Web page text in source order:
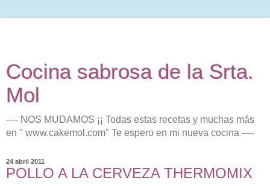
Cocina sabrosa de la Srta.
Mol
---- NOS MUDAMOS ¡¡ Todas estas recetas y muchas más
en " www.cakemol.com" Te espero en mi nueva cocina ----
24 abril 2011
POLLO A LA CERVEZA THERMOMIX